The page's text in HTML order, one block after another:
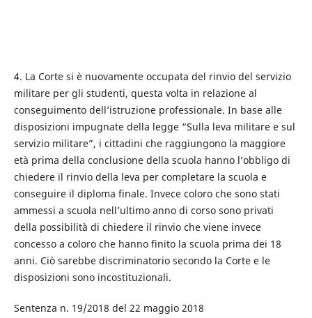
4. La Corte si è nuovamente occupata del rinvio del servizio
militare per gli studenti, questa volta in relazione al
conseguimento dell’istruzione professionale. In base alle
disposizioni impugnate della legge “Sulla leva militare e sul
servizio militare”, i cittadini che raggiungono la maggiore
età prima della conclusione della scuola hanno l’obbligo di
chiedere il rinvio della leva per completare la scuola e
conseguire il diploma finale. Invece coloro che sono stati
ammessi a scuola nell’ultimo anno di corso sono privati
della possibilità di chiedere il rinvio che viene invece
concesso a coloro che hanno finito la scuola prima dei 18
anni. Ciò sarebbe discriminatorio secondo la Corte e le
disposizioni sono incostituzionali.
Sentenza n. 19/2018 del 22 maggio 2018